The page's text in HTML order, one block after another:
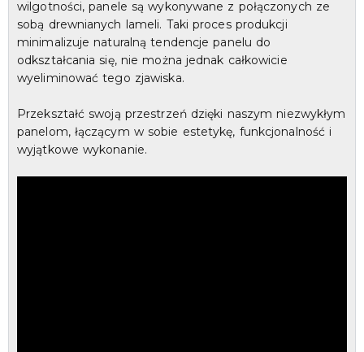
wilgotności, panele są wykonywane z połączonych ze
sobą drewnianych lameli. Taki proces produkcji
minimalizuje naturalną tendencje panelu do
odkształcania się, nie można jednak całkowicie
wyeliminować tego zjawiska.
Przekształć swoją przestrzeń dzięki naszym niezwykłym
panelom, łączącym w sobie estetykę, funkcjonalność i
wyjątkowe wykonanie.